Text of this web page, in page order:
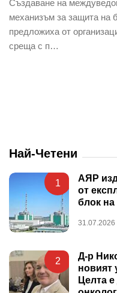
Създаване на
механизъм за защита на
предложиха от
среща с п…
Най-Четени
1
АЯР
от
блок
31.07.2026
2
Д-р
новият
Целта